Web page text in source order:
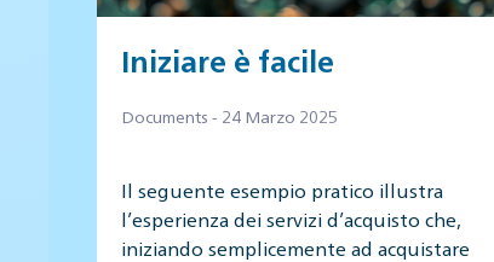
Iniziare è facile
Documents - 24 Marzo 2025
Il seguente esempio pratico illustra
l’esperienza dei servizi d’acquisto che,
iniziando semplicemente ad acquistare